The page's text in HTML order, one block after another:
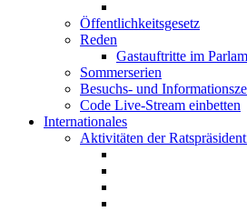
Öffentlichkeitsgesetz
Reden
Gastauftritte im
Sommerserien
Besuchs- und
Code Live-Stream einbetten
Internationales
Aktivitäten der